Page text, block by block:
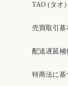
TAO (タオ
売買取引基
配送遅延補
特商法に基